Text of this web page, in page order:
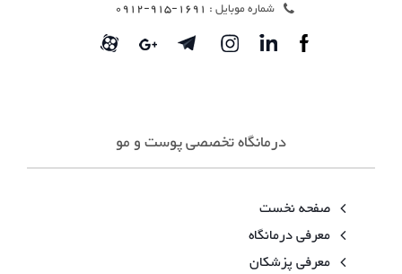
شماره موبایل : 1691-915-0912
درمانگاه تخصصی پوست و مو
صفحه نخست
معرفی درمانگاه
معرفی پزشکان